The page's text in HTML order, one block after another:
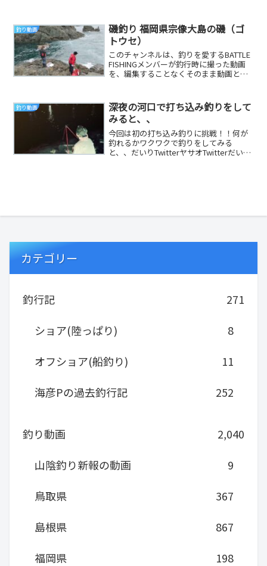
釣り動画
磯釣り 福岡県宗像大島の磯（ゴ
トウセ）
このチャンネルは、釣りを愛するBATTLE
FISHINGメンバーが釣行時に撮った動画
を、編集することなくそのまま動画とし
釣り動画
深夜の河口で打ち込み釣りをして
みると、、
今回は初の打ち込み釣りに挑戦！！何が
釣れるかワクワクで釣りをしてみる
と、、だいりTwitterヤサオTwitterだいり
カテゴリー
釣行記
271
ショア(陸っぱり)
8
オフショア(船釣り)
11
海彦Pの過去釣行記
252
釣り動画
2,040
山陰釣り新報の動画
9
鳥取県
367
島根県
867
福岡県
198